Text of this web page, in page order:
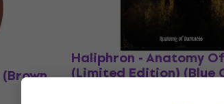
Haliphron - Anatomy
(Limited Edition) (Blue